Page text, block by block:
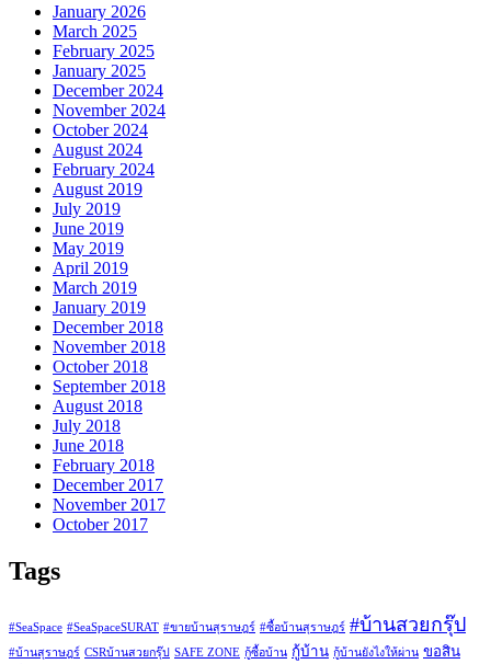
January 2026
March 2025
February 2025
January 2025
December 2024
November 2024
October 2024
August 2024
February 2024
August 2019
July 2019
June 2019
May 2019
April 2019
March 2019
January 2019
December 2018
November 2018
October 2018
September 2018
August 2018
July 2018
June 2018
February 2018
December 2017
November 2017
October 2017
Tags
#SeaSpace #SeaSpaceSURAT #ขายบ้านสุราษฎร์ #ซื้อบ้านสุราษฎร์ #บ้านสวยกรุ๊ป
#บ้านสุราษฎร์ CSRบ้านสวยกรุ๊ป SAFE ZONE กู้ซื้อบ้าน กู้บ้าน กู้บ้านยังไงให้ผ่าน ขอสิน